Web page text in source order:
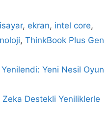
, ekran, intel core,
, ThinkBook Plus Gen
Yeni Nesil Oyun
Zeka Destekli Yeniliklerle